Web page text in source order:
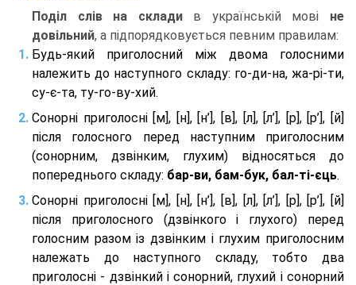
Поділ слів на складив українській мові не
довільний, а підпорядковується певним правилам:
Будь-який приголосний між двома голосними
належить до наступного складу: го-ди-на, жа-рі-ти,
су-є-та, ту-го-ву-хий.
Сонорні приголосні [м], [н], [н’], [в], [л], [л’], [р], [р’], [й]
після голосного перед наступним приголосним
(сонорним, дзвінким, глухим) відносяться до
попереднього складу: бар-ви, бам-бук, бал-ті-єць.
Сонорні приголосні [м], [н], [н’], [в], [л], [л’], [р], [р’], [й]
після приголосного (дзвінкого і глухого) перед
голосним разом із дзвінким і глухим приголосним
належать до наступного складу, тобто два
приголосні - дзвінкий і сонорний, глухий і сонорний